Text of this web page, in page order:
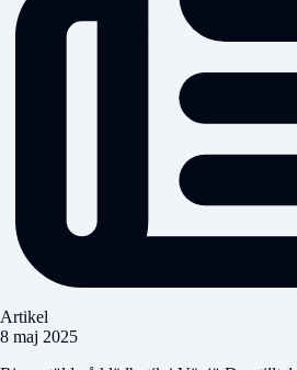
Artikel
8 maj 2025